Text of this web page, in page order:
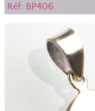
Réf: BP406
qui présente une bande
La monture a été fabriquée au
Taillerie de Nîmes.